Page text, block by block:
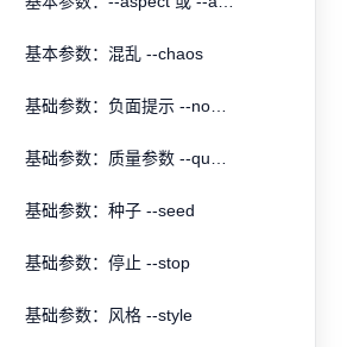
基本参数：混乱 --chaos
基础参数：种子 --seed
基础参数：停止 --stop
基础参数：风格 --style